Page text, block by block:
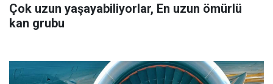
Çok uzun yaşayabiliyorlar, En uzun ömürlü
kan grubu